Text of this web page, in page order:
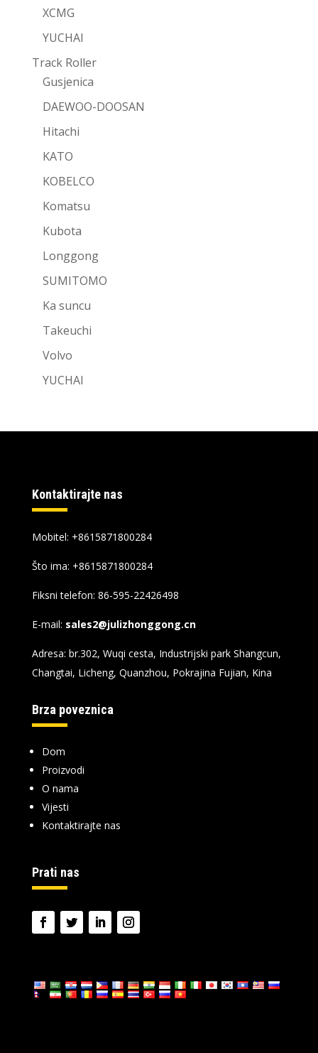
XCMG
YUCHAI
Track Roller
Gusjenica
DAEWOO-DOOSAN
Hitachi
KATO
KOBELCO
Komatsu
Kubota
Longgong
SUMITOMO
Ka suncu
Takeuchi
Volvo
YUCHAI
Kontaktirajte nas
Mobitel: +8615871800284
Što ima: +8615871800284
Fiksni telefon: 86-595-22426498
E-mail: sales2@julizhonggong.cn
Adresa: br.302, Wuqi cesta, Industrijski park Shangcun,
Changtai, Licheng, Quanzhou, Pokrajina Fujian, Kina
Brza poveznica
Dom
Proizvodi
O nama
Vijesti
Kontaktirajte nas
Prati nas